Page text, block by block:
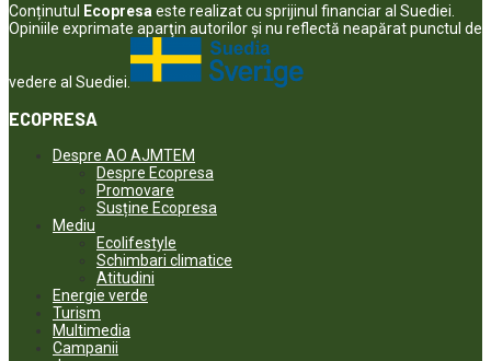
Conținutul Ecopresa este realizat cu sprijinul financiar al Suediei.
Opiniile exprimate aparţin autorilor şi nu reflectă neapărat punctul de
vedere al Suediei.
ECOPRESA
Despre AO AJMTEM
Despre Ecopresa
Promovare
Susține Ecopresa
Mediu
Ecolifestyle
Schimbari climatice
Atitudini
Energie verde
Turism
Multimedia
Campanii